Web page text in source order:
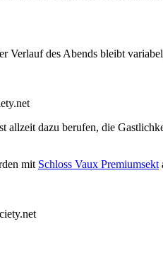
Verlauf des Abends bleibt
allzeit dazu berufen, die
mit Schloss Vaux Premiumsekt